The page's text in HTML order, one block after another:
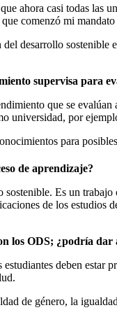
ahora casi todas las
comenzó mi
desarrollo
supervisa para
que se
por
para
de aprendizaje?
Es un
de los estudios
los ODS; ¿podría dar
deben estar
de género, la